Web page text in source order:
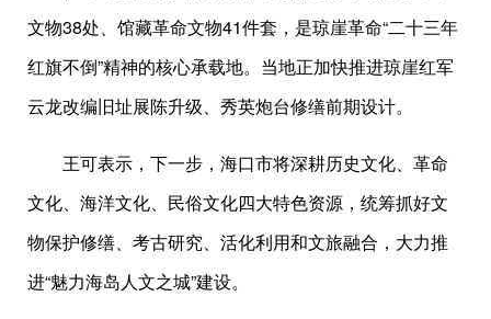
文物38处、馆藏革命文物41件套，是琼崖革命“二十三年
红旗不倒”精神的核心承载地。当地正加快推进琼崖红军
云龙改编旧址展陈升级、秀英炮台修缮前期设计。
王可表示，下一步，海口市将深耕历史文化、革命
文化、海洋文化、民俗文化四大特色资源，统筹抓好文
物保护修缮、考古研究、活化利用和文旅融合，大力推
进“魅力海岛人文之城”建设。